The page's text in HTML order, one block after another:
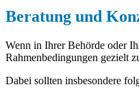
Beratung und
Wenn in Ihrer Behörde oder
Rahmenbedingungen gezielt
Dabei sollten insbesondere